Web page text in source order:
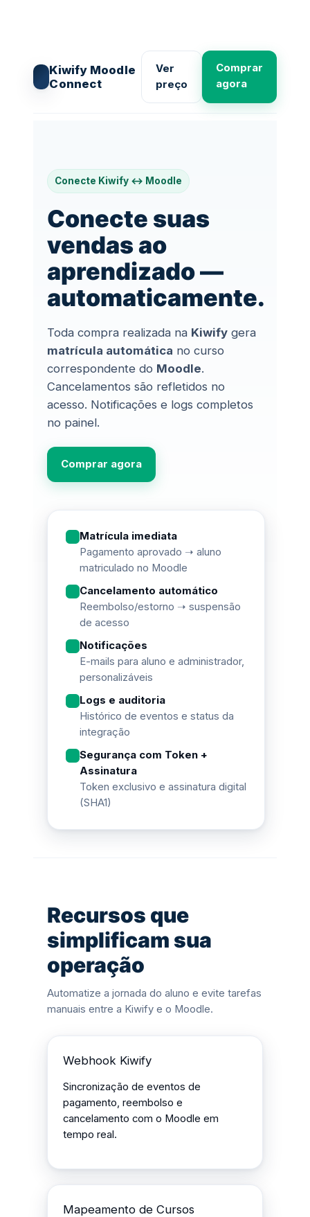
Kiwify Moodle
Connect
Ver
preço
Comprar
agora
Conecte Kiwify ↔ Moodle
Conecte suas
vendas ao
aprendizado —
automaticamente.
Toda compra realizada na Kiwify gera
matrícula automática no curso
correspondente do Moodle.
Cancelamentos são refletidos no
acesso. Notificações e logs completos
no painel.
Comprar agora
Matrícula imediata
Pagamento aprovado ➝ aluno
matriculado no Moodle
Cancelamento automático
Reembolso/estorno ➝ suspensão
de acesso
Notificações
E-mails para aluno e administrador,
personalizáveis
Logs e auditoria
Histórico de eventos e status da
integração
Segurança com Token +
Assinatura
Token exclusivo e assinatura digital
(SHA1)
Recursos que
simplificam sua
operação
Automatize a jornada do aluno e evite tarefas
manuais entre a Kiwify e o Moodle.
Webhook Kiwify
Sincronização de eventos de
pagamento, reembolso e
cancelamento com o Moodle em
tempo real.
Mapeamento de Cursos